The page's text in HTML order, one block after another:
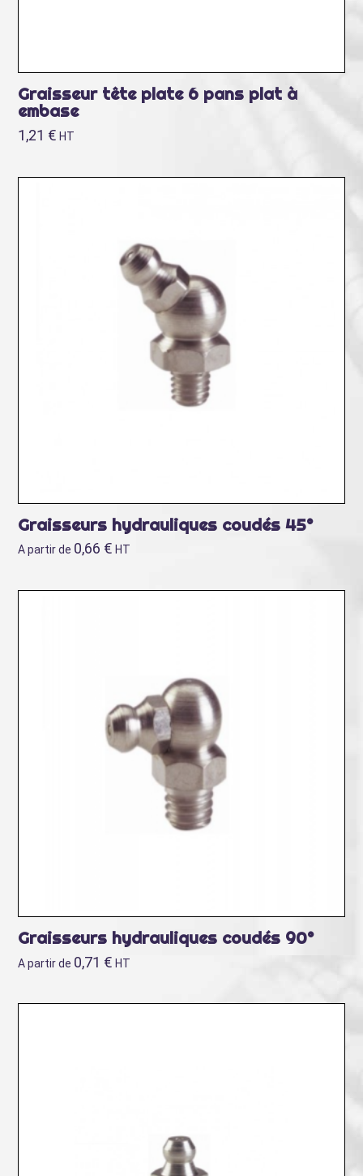
Graisseur tête plate 6 pans plat à
embase
1,21 € HT
Graisseurs hydrauliques coudés 45°
A partir de 0,66 € HT
Graisseurs hydrauliques coudés 90°
A partir de 0,71 € HT